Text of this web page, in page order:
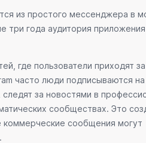
из простого мессенджера в
три года аудитория
где пользователи приходят за
часто люди подписываются на
за новостями в
сообществах. Это
коммерческие сообщения могут